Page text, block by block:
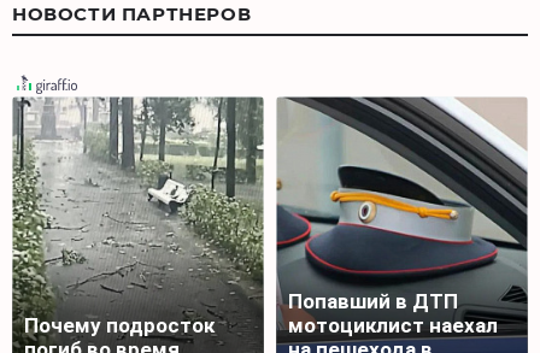
НОВОСТИ ПАРТНЕРОВ
Почему подросток
Попавший в ДТП
мотоциклист наехал